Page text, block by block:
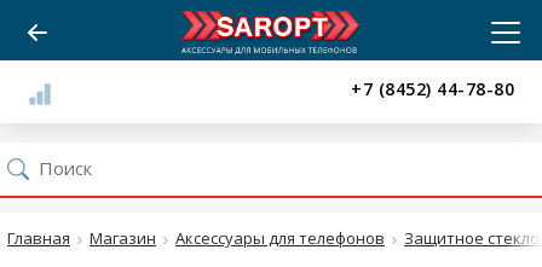
+7 (8452) 44-78-80
Главная Магазин Аксессуары для телефонов Защитное стекло